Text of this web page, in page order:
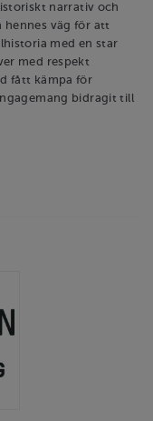
narrativ och
hennes väg för att
med en star
med respekt
fått kämpa för
bidragit till